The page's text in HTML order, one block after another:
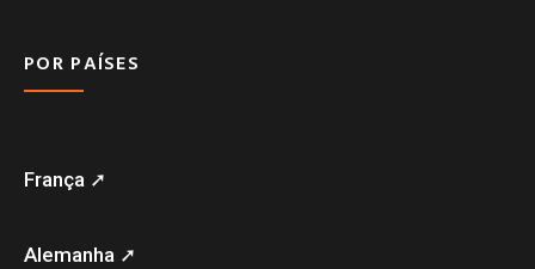
POR PAÍSES
França ➚
Alemanha ➚